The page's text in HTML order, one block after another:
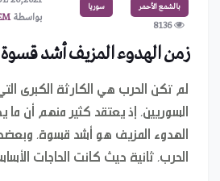
بالشمع الأحمر سوريا
8136
بواسطة
زمن الهدوء المزيف أشد
لم تكن الحرب هي الكارثة الكبرى
السوريين، إذ يعتقد كثير منهم أن
الهدوء المزيف هو أشد قسوة،
الحرب، ثانية حيث كانت الحاجات
يعود إلى 328 مليون سنة.. حبار مصاص